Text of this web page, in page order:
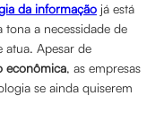
da informação já está
tona a necessidade de
atua. Apesar de
econômica, as empresas
se ainda quiserem